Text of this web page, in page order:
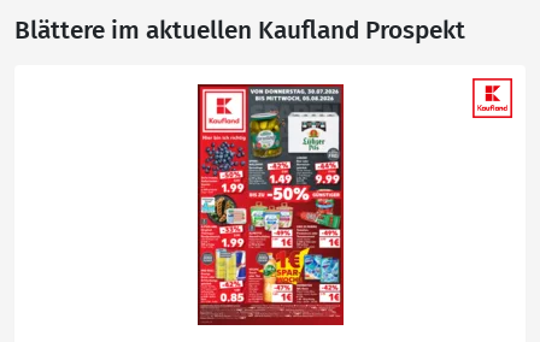
Blättere im aktuellen Kaufland Prospekt